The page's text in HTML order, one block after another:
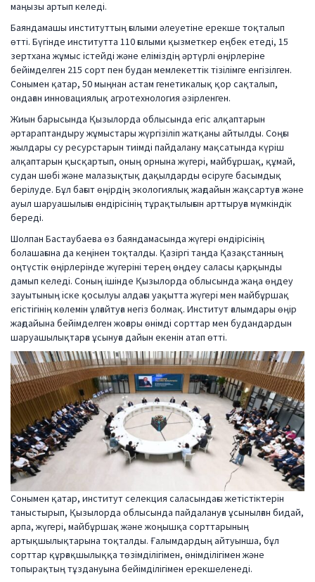
маңызы артып келеді.
Баяндамашы институттың ғылыми әлеуетіне ерекше тоқталып
өтті. Бүгінде институтта 110 ғылыми қызметкер еңбек етеді, 15
зертхана жұмыс істейді және еліміздің әртүрлі өңірлеріне
бейімделген 215 сорт пен будан мемлекеттік тізілімге енгізілген.
Сонымен қатар, 50 мыңнан астам генетикалық қор сақталып,
ондаған инновациялық агротехнология әзірленген.
Жиын барысында Қызылорда облысында егіс алқаптарын
әртараптандыру жұмыстары жүргізіліп жатқаны айтылды. Соңғы
жылдары су ресурстарын тиімді пайдалану мақсатында күріш
алқаптарын қысқартып, оның орнына жүгері, майбұршақ, құмай,
судан шөбі және малазықтық дақылдарды өсіруге басымдық
берілуде. Бұл бағыт өңірдің экологиялық жағдайын жақсартуға және
ауыл шаруашылығы өндірісінің тұрақтылығын арттыруға мүмкіндік
береді.
Шолпан Бастаубаева өз баяндамасында жүгері өндірісінің
болашағына да кеңінен тоқталды. Қазіргі таңда Қазақстанның
оңтүстік өңірлерінде жүгеріні терең өңдеу саласы қарқынды
дамып келеді. Соның ішінде Қызылорда облысында жаңа өңдеу
зауытының іске қосылуы алдағы уақытта жүгері мен майбұршақ
егістігінің көлемін ұлғайтуға негіз болмақ. Институт ғалымдары өңір
жағдайына бейімделген жоғары өнімді сорттар мен будандардын
шаруашылықтарға ұсынуға дайын екенін атап өтті.
Сонымен қатар, институт селекция саласындағы жетістіктерін
таныстырып, Қызылорда облысында пайдалануға ұсынылған бидай,
арпа, жүгері, майбұршақ және жоңышқа сорттарының
артықшылықтарына тоқталды. Ғалымдардың айтуынша, бұл
сорттар құрғақшылыққа төзімділігімен, өнімділігімен және
топырақтың тұздануына бейімділігімен ерекшеленеді.